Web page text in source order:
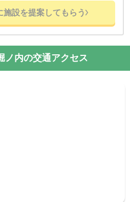
施設を提案してもらう
ノ内の交通アクセス